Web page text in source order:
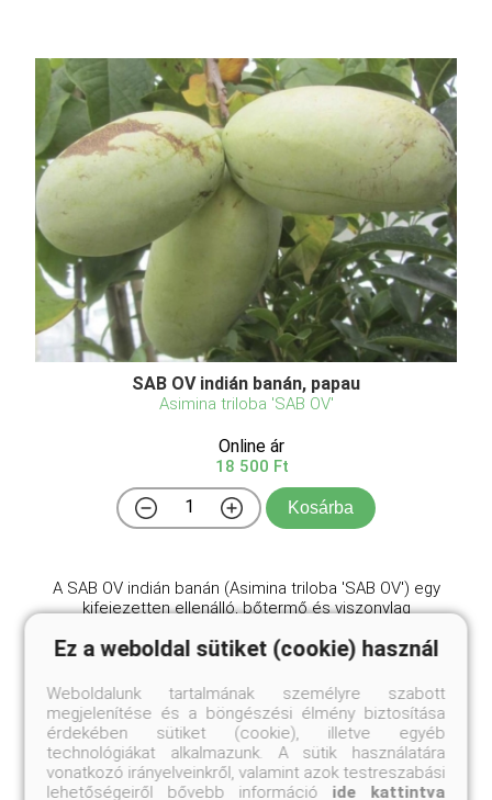
SAB OV indián banán, papau
Asimina triloba 'SAB OV'
Online ár
18 500 Ft
Kosárba
A SAB OV indián banán (Asimina triloba 'SAB OV') egy
kifejezetten ellenálló, bőtermő és viszonylag
észak-amerikai őshonos papau fának, amelyet
közismert nevén indián banánként tartanak számon.
Ez a lombhu ...
Ez a weboldal sütiket (cookie) használ
Weboldalunk tartalmának személyre szabott
megjelenítése és a böngészési élmény biztosítása
érdekében sütiket (cookie), illetve egyéb
technológiákat alkalmazunk. A sütik használatára
vonatkozó irányelveinkről, valamint azok testreszabási
lehetőségeiről bővebb információ ide kattintva